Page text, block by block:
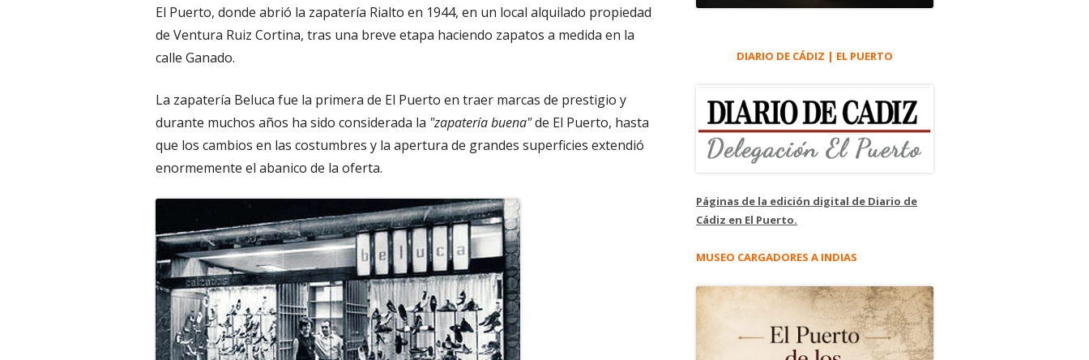
El Puerto, donde abrió la zapatería Rialto en 1944, en un local alquilado propiedad
de Ventura Ruiz Cortina, tras una breve etapa haciendo zapatos a medida en la
calle Ganado.
La zapatería Beluca fue la primera de El Puerto en traer marcas de prestigio y
durante muchos años ha sido considerada la "zapatería buena"de El Puerto, hasta
que los cambios en las costumbres y la apertura de grandes superficies extendió
enormemente el abanico de la oferta.
DIARIO DE CÁDIZ | EL PUERTO
Páginas de la edición digital de Diario de
Cádiz en El Puerto.
MUSEO CARGADORES A INDIAS